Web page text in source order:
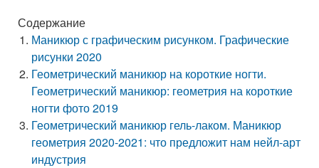
Содержание
Маникюр с графическим рисунком. Графические
рисунки 2020
Геометрический маникюр на короткие ногти.
Геометрический маникюр: геометрия на короткие
ногти фото 2019
Геометрический маникюр гель-лаком. Маникюр
геометрия 2020-2021: что предложит нам нейл-арт
индустрия